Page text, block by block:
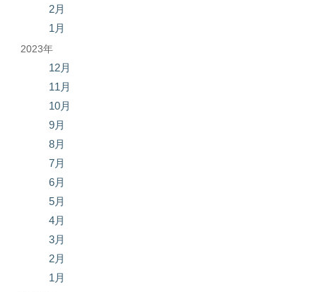
2月
1月
2023年
12月
11月
10月
9月
8月
7月
6月
5月
4月
3月
2月
1月